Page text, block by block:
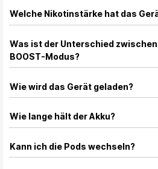
Welche Nikotinstärke hat das
Was ist der Unterschied zwischen
BOOST-Modus?
Wie wird das Gerät geladen?
Wie lange hält der Akku?
Kann ich die Pods wechseln?